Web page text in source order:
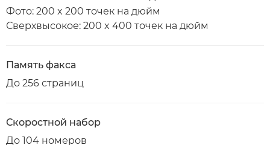
Фото: 200 x 200 точек на дюйм
Сверхвысокое: 200 x 400 точек на дюйм
Память факса
До 256 страниц
Скоростной набор
До 104 номеров